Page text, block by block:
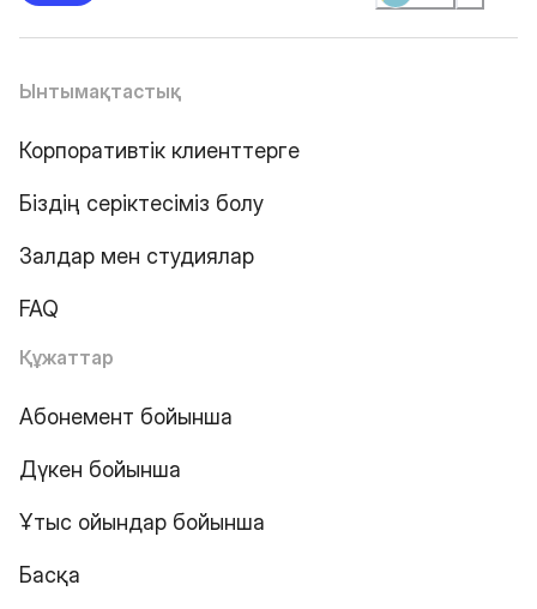
Ынтымақтастық
Корпоративтік клиенттерге
Біздің серіктесіміз болу
Залдар мен студиялар
FAQ
Құжаттар
Абонемент бойынша
Дүкен бойынша
Ұтыс ойындар бойынша
Басқа